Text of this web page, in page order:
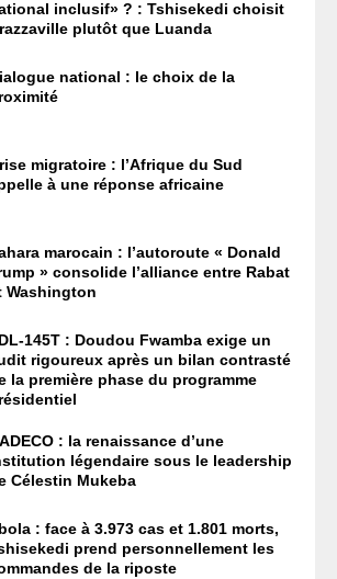
inclusif» ? : Tshisekedi choisit
plutôt que Luanda
national : le choix de la
migratoire : l’Afrique du Sud
à une réponse africaine
marocain : l’autoroute « Donald
» consolide l’alliance entre Rabat
Washington
145T : Doudou Fwamba exige un
rigoureux après un bilan contrasté
la première phase du programme
: la renaissance d’une
légendaire sous le leadership
Célestin Mukeba
: face à 3.973 cas et 1.801 morts,
prend personnellement les
de la riposte